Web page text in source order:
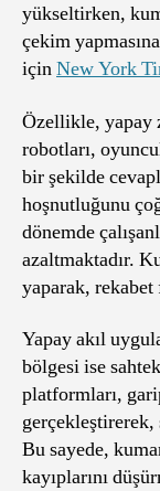
yükseltirken,
çekim
içinNew York
Özellikle, yapay
robotları,
bir şekilde
hoşnutluğunu
dönemde
azaltmaktadır.
yaparak, rekabet
Yapay akıl
bölgesi ise
platformları,
Bu sayede,
kayıplarını